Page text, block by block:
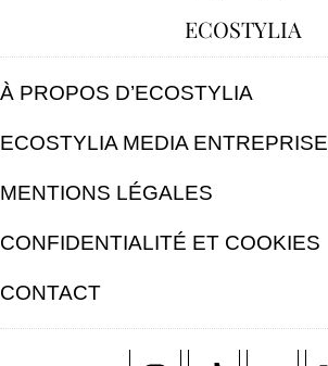
ECOSTYLIA
À PROPOS D’ECOSTYLIA
ECOSTYLIA MEDIA ENTREPRISE
MENTIONS LÉGALES
CONFIDENTIALITÉ ET COOKIES
CONTACT